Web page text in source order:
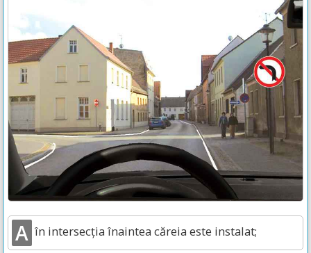
A în intersecția înaintea căreia este instalat;